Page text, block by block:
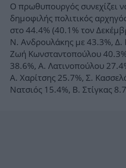
Ο πρωθυπουργός συνεχίζει
δημοφιλής πολιτικός
στο 44.4% (40.1% τον
Ν. Ανδρουλάκης με 43.3%,
Ζωή Κωνσταντοπούλου
38.6%, Α. Λατινοπούλου
Α. Χαρίτσης 25.7%, Σ.
Νατσιός 15.4%, Β. Στίγκας